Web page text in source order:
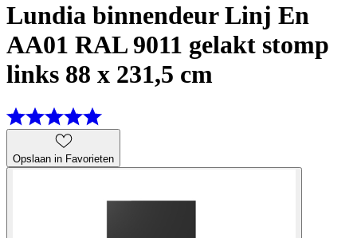
Lundia binnendeur Linj En
AA01 RAL 9011 gelakt stomp
links 88 x 231,5 cm
Opslaan in Favorieten